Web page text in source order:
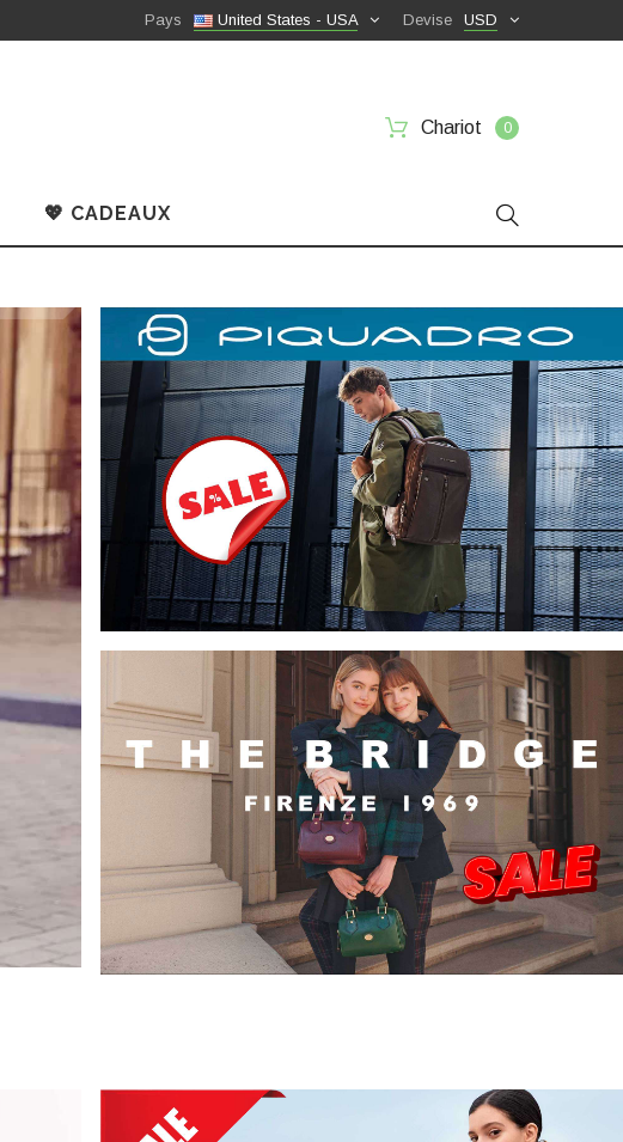
USD
Devise
United States - USA
Pays
Chariot 0
💖 CADEAUX